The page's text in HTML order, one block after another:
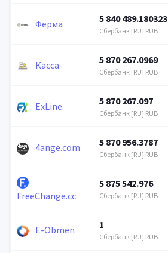
Ферма 5 840 489.180323
Сбербанк [RU] RUB
Касса 5 870 267.0969
Сбербанк [RU] RUB
ExLine 5 870 267.097
Сбербанк [RU] RUB
4ange.com 5 870 956.3787
Сбербанк [RU] RUB
FreeChange.cc
5 875 542.976
Сбербанк [RU] RUB
E-Obmen 1
Сбербанк [RU] RUB